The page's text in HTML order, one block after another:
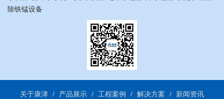
除铁锰设备
关于康津 产品展示 工程案例 解决方案
新闻资讯